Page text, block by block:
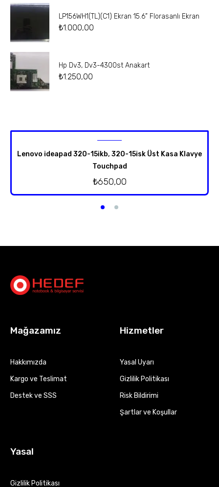
LP156WH1(TL)(C1) Ekran 15.6” Florasanlı Ekran
₺1.000,00
Hp Dv3, Dv3-4300st Anakart
₺1.250,00
Lenovo ideapad 320-15ikb, 320-15isk Üst Kasa Klavye
Touchpad
₺650,00
Mağazamız
Hakkımızda
Kargo ve Teslimat
Destek ve SSS
Hizmetler
Yasal Uyarı
Gizlilik Politikası
Risk Bildirimi
Şartlar ve Koşullar
Yasal
Gizlilik Politikası